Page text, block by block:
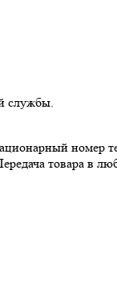
службы.
товара в